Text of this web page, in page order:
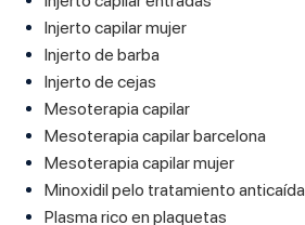
Injerto capilar mujer
Injerto de barba
Injerto de cejas
Mesoterapia capilar
Mesoterapia capilar barcelona
Mesoterapia capilar mujer
Minoxidil pelo tratamiento anticaída
Plasma rico en plaquetas